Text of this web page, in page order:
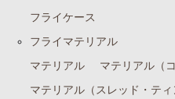
フライケース
フライマテリアル
マテリアル
マテリアル（
マテリアル（スレッド・ティ